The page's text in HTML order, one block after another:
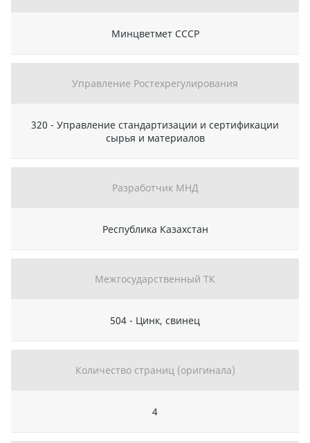
Минцветмет СССР
Управление Ростехрегулирования
320 - Управление стандартизации и сертификации
сырья и материалов
Разработчик МНД
Республика Казахстан
Межгосударственный ТК
504 - Цинк, свинец
Количество страниц (оригинала)
4